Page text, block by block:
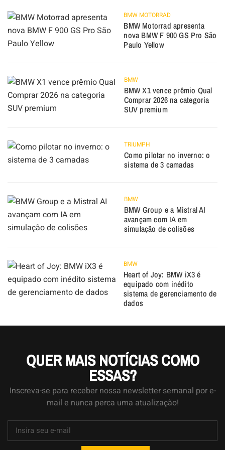
BMW MOTORRAD
BMW Motorrad apresenta
nova BMW F 900 GS Pro São
Paulo Yellow
BMW
BMW X1 vence prêmio Qual
Comprar 2026 na categoria
SUV premium
TRIUMPH
Como pilotar no inverno: o
sistema de 3 camadas
BMW
BMW Group e a Mistral AI
avançam com IA em
simulação de colisões
BMW
Heart of Joy: BMW iX3 é
equipado com inédito
sistema de gerenciamento de
dados
QUER MAIS NOTÍCIAS COMO
ESSAS?
Inscreva-se para receber nossa newsletter semanal por e-
mail e nunca perca uma atualização!